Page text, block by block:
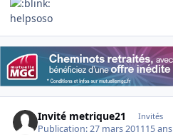
helpsoso
Invité metrique21 Invités
Publication:27 mars 201115 ans